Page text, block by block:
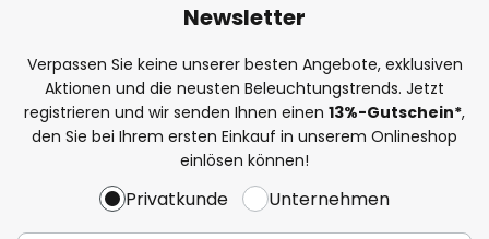
Newsletter
Verpassen Sie keine unserer besten Angebote, exklusiven
Aktionen und die neusten Beleuchtungstrends. Jetzt
registrieren und wir senden Ihnen einen 13%-Gutschein*,
den Sie bei Ihrem ersten Einkauf in unserem Onlineshop
einlösen können!
Privatkunde Unternehmen